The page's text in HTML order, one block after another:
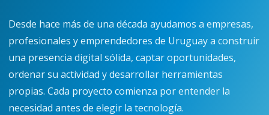
Desde hace más de una década ayudamos a empresas,
profesionales y emprendedores de Uruguay a construir
una presencia digital sólida, captar oportunidades,
ordenar su actividad y desarrollar herramientas
propias. Cada proyecto comienza por entender la
necesidad antes de elegir la tecnología.